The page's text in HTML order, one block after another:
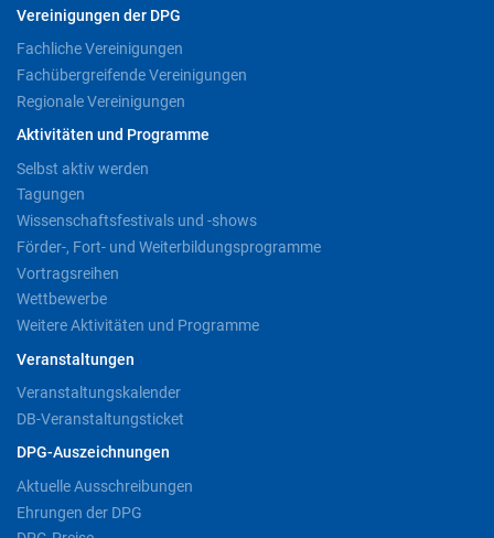
Vereinigungen der DPG
Fachliche Vereinigungen
Fachübergreifende Vereinigungen
Regionale Vereinigungen
Aktivitäten und Programme
Selbst aktiv werden
Tagungen
Wissenschaftsfestivals und -shows
Förder-, Fort- und Weiterbildungsprogramme
Vortragsreihen
Wettbewerbe
Weitere Aktivitäten und Programme
Veranstaltungen
Veranstaltungskalender
DB-Veranstaltungsticket
DPG-Auszeichnungen
Aktuelle Ausschreibungen
Ehrungen der DPG